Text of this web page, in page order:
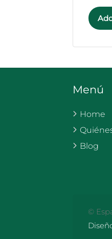
Menú
Home
Blog
©